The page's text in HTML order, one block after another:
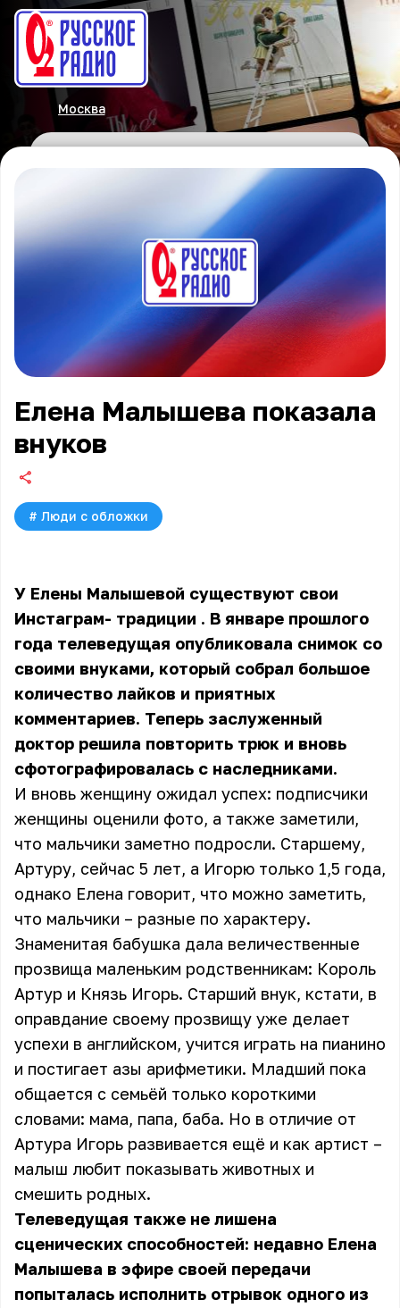
Москва
Елена Малышева показала
внуков
# Люди с обложки
У Елены Малышевой существуют свои
Инстаграм- традиции . В январе прошлого
года телеведущая опубликовала снимок со
своими внуками, который собрал большое
количество лайков и приятных
комментариев. Теперь заслуженный
доктор решила повторить трюк и вновь
сфотографировалась с наследниками.
И вновь женщину ожидал успех: подписчики
женщины оценили фото, а также заметили,
что мальчики заметно подросли. Старшему,
Артуру, сейчас 5 лет, а Игорю только 1,5 года,
однако Елена говорит, что можно заметить,
что мальчики – разные по характеру.
Знаменитая бабушка дала величественные
прозвища маленьким родственникам: Король
Артур и Князь Игорь. Старший внук, кстати, в
оправдание своему прозвищу уже делает
успехи в английском, учится играть на пианино
и постигает азы арифметики. Младший пока
общается с семьёй только короткими
словами: мама, папа, баба. Но в отличие от
Артура Игорь развивается ещё и как артист –
малыш любит показывать животных и
смешить родных.
Телеведущая также не лишена
сценических способностей: недавно Елена
Малышева в эфире своей передачи
попыталась исполнить отрывок одного из